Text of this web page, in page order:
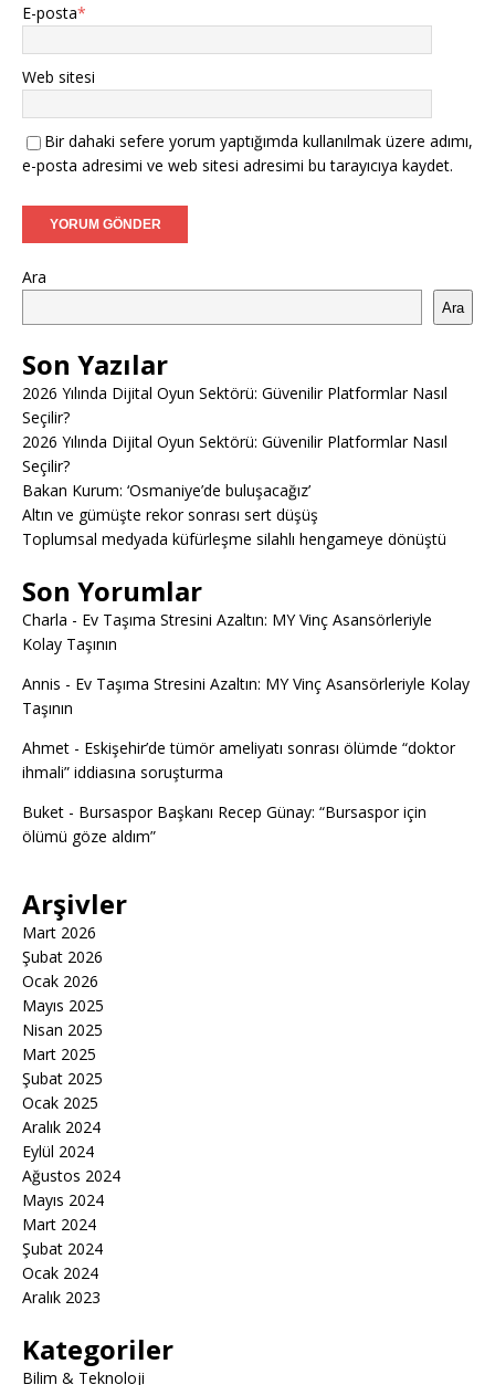
E-posta*
Web sitesi
Bir dahaki sefere yorum yaptığımda kullanılmak üzere adımı,
e-posta adresimi ve web sitesi adresimi bu tarayıcıya kaydet.
Ara
Ara
Son Yazılar
2026 Yılında Dijital Oyun Sektörü: Güvenilir Platformlar Nasıl
Seçilir?
2026 Yılında Dijital Oyun Sektörü: Güvenilir Platformlar Nasıl
Seçilir?
Bakan Kurum: ‘Osmaniye’de buluşacağız’
Altın ve gümüşte rekor sonrası sert düşüş
Toplumsal medyada küfürleşme silahlı hengameye dönüştü
Son Yorumlar
Charla - Ev Taşıma Stresini Azaltın: MY Vinç Asansörleriyle
Kolay Taşının
Annis - Ev Taşıma Stresini Azaltın: MY Vinç Asansörleriyle Kolay
Taşının
Ahmet - Eskişehir’de tümör ameliyatı sonrası ölümde “doktor
ihmali” iddiasına soruşturma
Buket - Bursaspor Başkanı Recep Günay: “Bursaspor için
ölümü göze aldım”
Arşivler
Mart 2026
Şubat 2026
Ocak 2026
Mayıs 2025
Nisan 2025
Mart 2025
Şubat 2025
Ocak 2025
Aralık 2024
Eylül 2024
Ağustos 2024
Mayıs 2024
Mart 2024
Şubat 2024
Ocak 2024
Aralık 2023
Kategoriler
Bilim & Teknoloji